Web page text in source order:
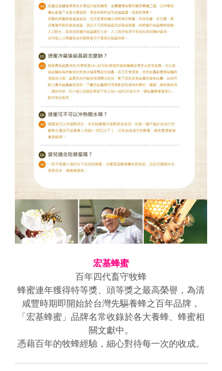
宏基蜂蜜
百年四代畜守牧蜂
蜂蜜連年獲得特等獎、頭等獎之最高榮譽，為清
咸豐時期即開始於台灣先驅養蜂之百年品牌，
「宏基蜂蜜」品牌名常收錄於各大養蜂、蜂蜜相
關文獻中。
憑藉百年的牧蜂經驗，細心對待每一次的收成。